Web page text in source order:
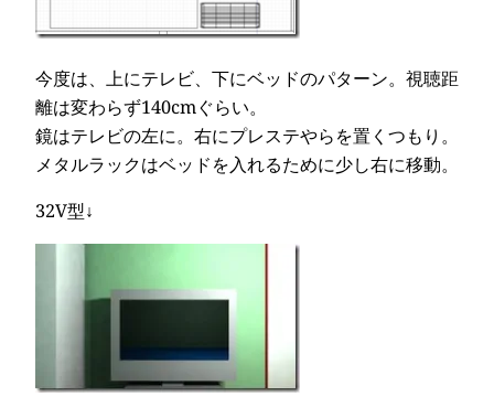
今度は、上にテレビ、下にベッドのパターン。視聴距
離は変わらず140cmぐらい。
鏡はテレビの左に。右にプレステやらを置くつもり。
メタルラックはベッドを入れるために少し右に移動。
32V型↓